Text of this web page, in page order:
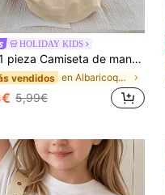
HOLIDAY KIDS
Camiseta de manga corta con cuello redondo y estampado gráfico casual para adolescentes, ropa de verano para estudiantes y niñas preadolescentes - Pato con signo de interrogación, diseñada para amantes de animales únicos
vendidos en Albaricoque Tops para niñas preadolescentes
5,99€